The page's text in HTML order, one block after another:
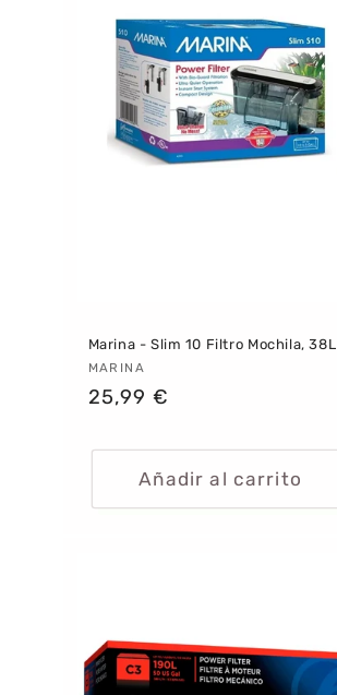
Marina - Slim 10 Filtro Mochila, 38L
Proveedor:
MARINA
Precio
25,99 €
Añadir al carrito